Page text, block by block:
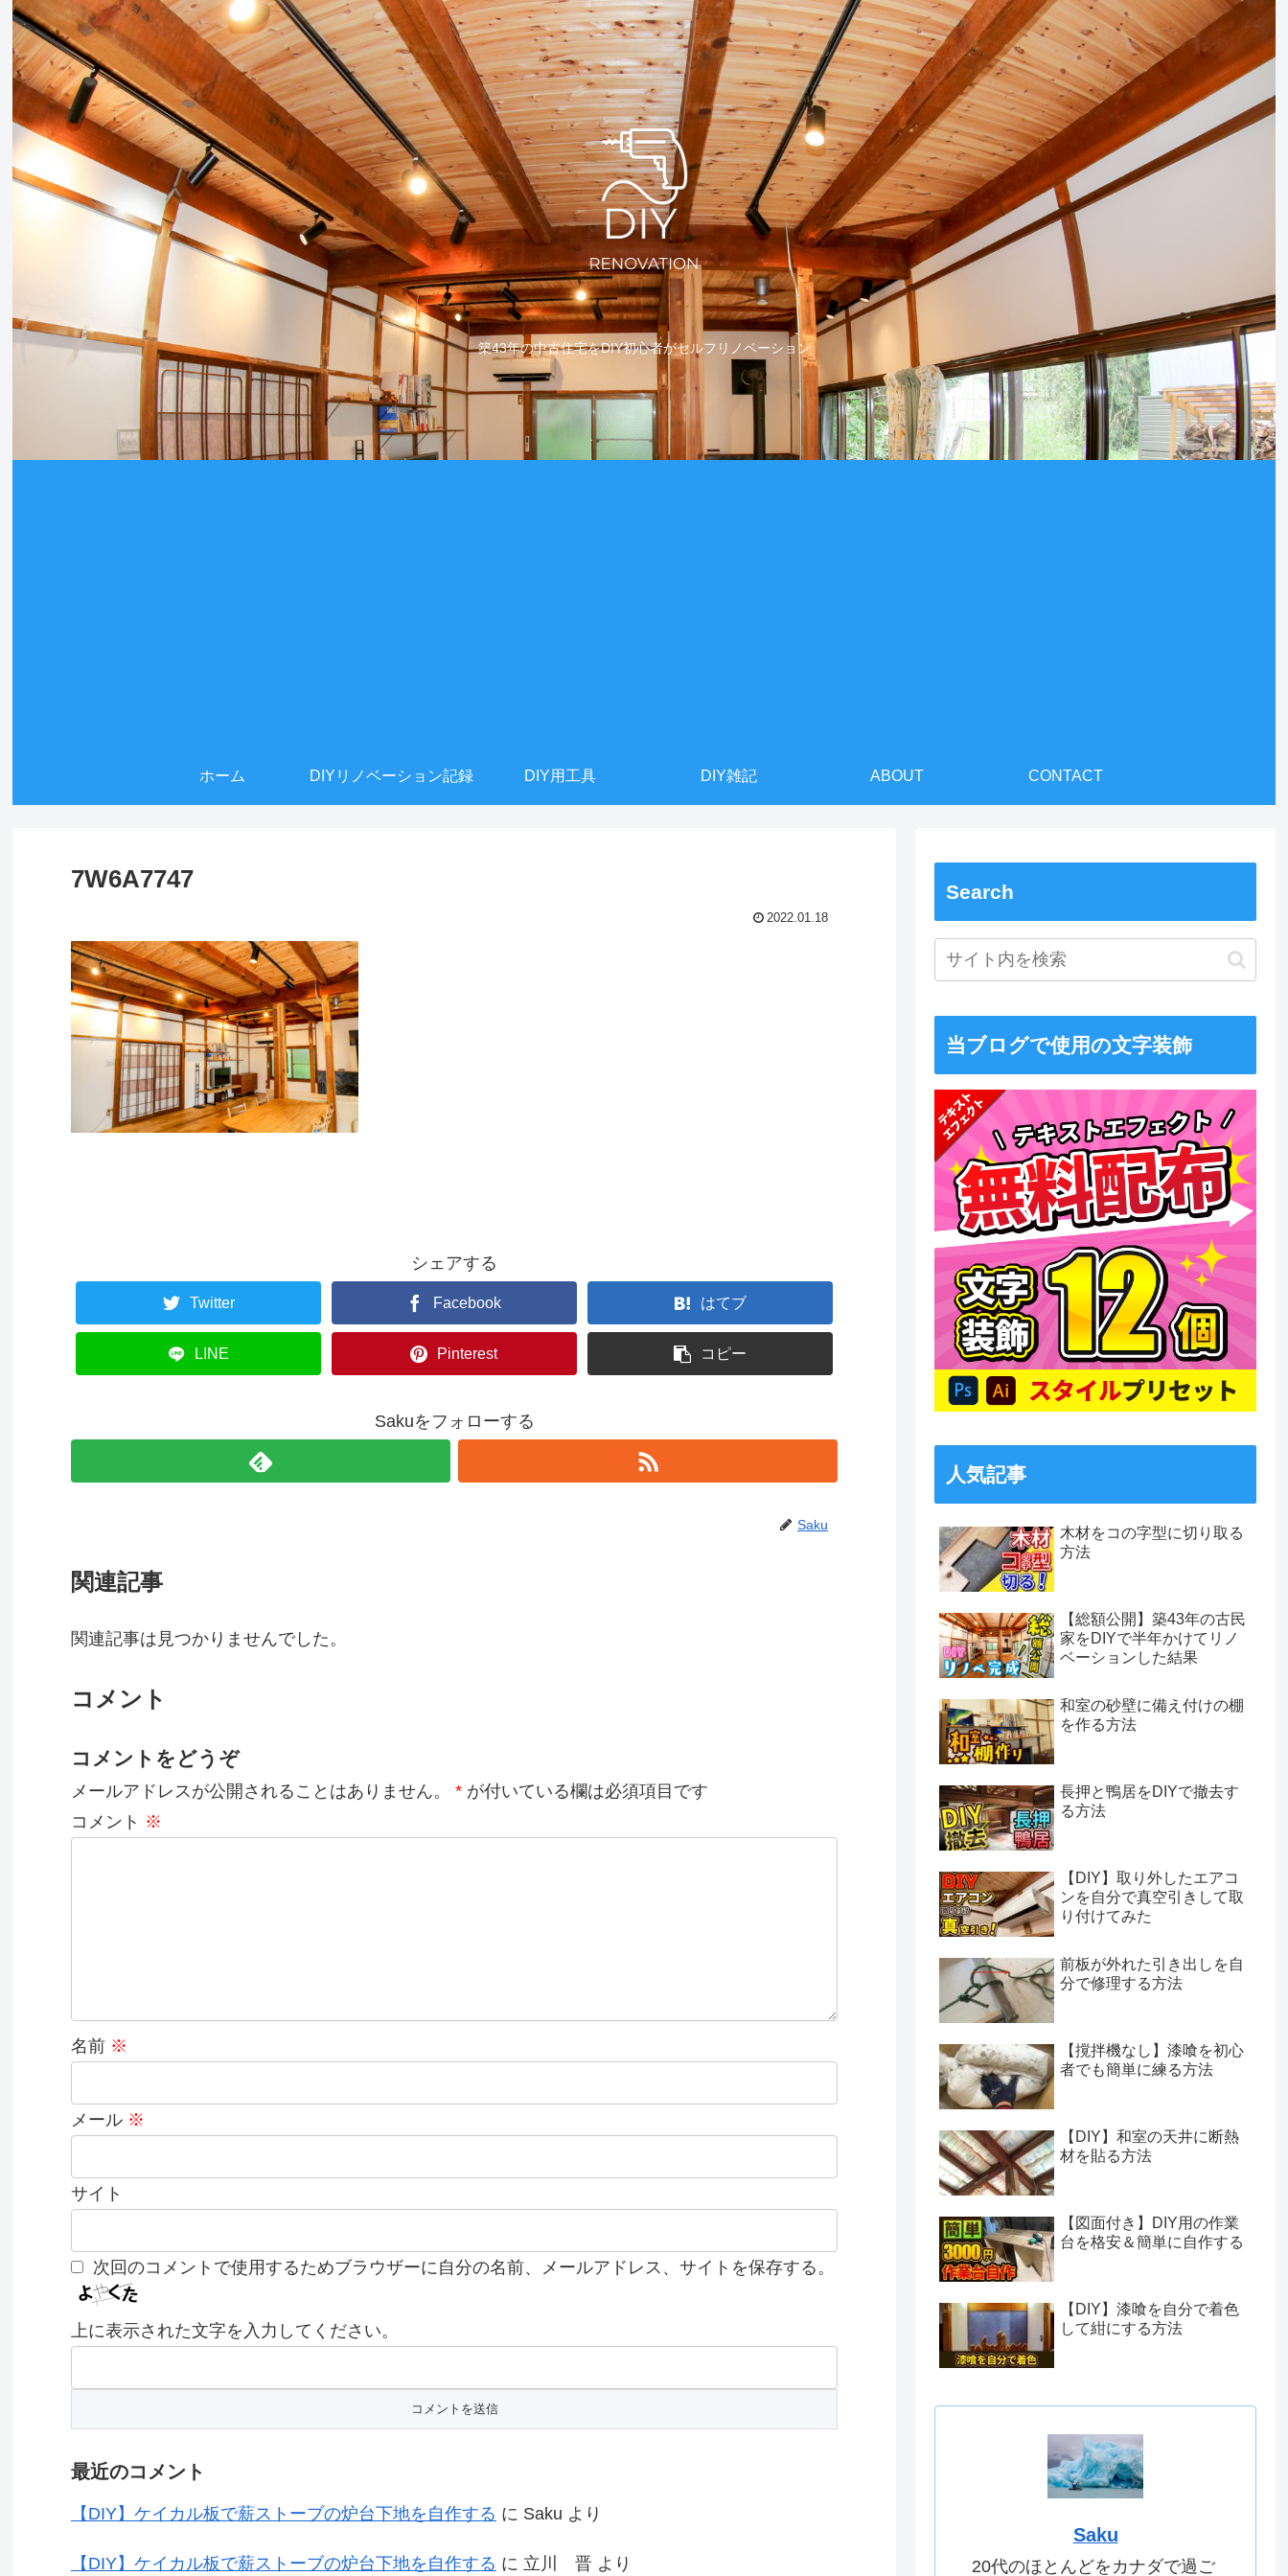
築43年の中古住宅をDIY初心者がセルフリノベーション
ホーム DIYリノベーション記録 DIY用工具 DIY雑記 ABOUT CONTACT
7W6A7747
2022.01.18
シェアする
Twitter Facebook はてブ
LINE Pinterest コピー
Sakuをフォローする
Saku
関連記事
関連記事は見つかりませんでした。
コメント
コメントをどうぞ
メールアドレスが公開されることはありません。 * が付いている欄は必須項目です
コメント ※
名前 ※
メール ※
サイト
次回のコメントで使用するためブラウザーに自分の名前、メールアドレス、サイトを保存する。
上に表示された文字を入力してください。
最近のコメント
【DIY】ケイカル板で薪ストーブの炉台下地を自作する に Saku より
【DIY】ケイカル板で薪ストーブの炉台下地を自作する に 立川 晋 より
Search
当ブログで使用の文字装飾
人気記事
木材をコの字型に切り取る
方法
【総額公開】築43年の古民
家をDIYで半年かけてリノ
ベーションした結果
和室の砂壁に備え付けの棚
を作る方法
長押と鴨居をDIYで撤去す
る方法
【DIY】取り外したエアコ
ンを自分で真空引きして取
り付けてみた
前板が外れた引き出しを自
分で修理する方法
【撹拌機なし】漆喰を初心
者でも簡単に練る方法
【DIY】和室の天井に断熱
材を貼る方法
【図面付き】DIY用の作業
台を格安＆簡単に自作する
【DIY】漆喰を自分で着色
して紺にする方法
Saku
20代のほとんどをカナダで過ご